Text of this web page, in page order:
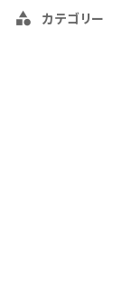
カテゴリー